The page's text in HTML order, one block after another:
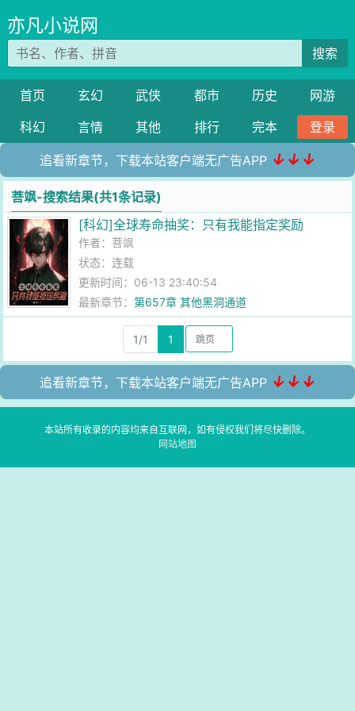
亦凡小说网
搜索
首页 玄幻 武侠 都市 历史
网游
科幻
言情 其他 排行 完本 登录
追看新章节，下载本站客户端无广告APP ↓↓↓
菩飒-搜索结果(共1条记录)
[科幻]全球寿命抽奖：只有我能指定奖励
作者： 菩飒
状态：连载
更新时间：06-13 23:40:54
最新章节：第657章 其他黑洞通道
1/1 1
追看新章节，下载本站客户端无广告APP ↓↓↓
本站所有收录的内容均来自互联网，如有侵权我们将尽快删除。
网站地图